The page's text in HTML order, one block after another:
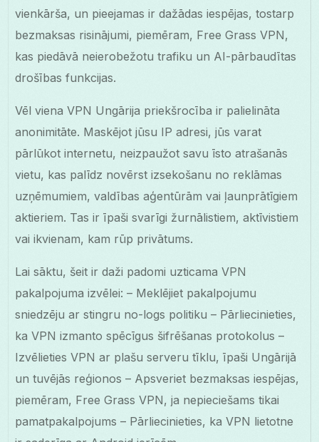
vienkārša, un pieejamas ir dažādas iespējas, tostarp
bezmaksas risinājumi, piemēram, Free Grass VPN,
kas piedāvā neierobežotu trafiku un AI-pārbaudītas
drošības funkcijas.
Vēl viena VPN Ungārija priekšrocība ir palielināta
anonimitāte. Maskējot jūsu IP adresi, jūs varat
pārlūkot internetu, neizpaužot savu īsto atrašanās
vietu, kas palīdz novērst izsekošanu no reklāmas
uzņēmumiem, valdības aģentūrām vai ļaunprātīgiem
aktieriem. Tas ir īpaši svarīgi žurnālistiem, aktīvistiem
vai ikvienam, kam rūp privātums.
Lai sāktu, šeit ir daži padomi uzticama VPN
pakalpojuma izvēlei: – Meklējiet pakalpojumu
sniedzēju ar stingru no-logs politiku – Pārliecinieties,
ka VPN izmanto spēcīgus šifrēšanas protokolus –
Izvēlieties VPN ar plašu serveru tīklu, īpaši Ungārijā
un tuvējās reģionos – Apsveriet bezmaksas iespējas,
piemēram, Free Grass VPN, ja nepieciešams tikai
pamatpakalpojums – Pārliecinieties, ka VPN lietotne